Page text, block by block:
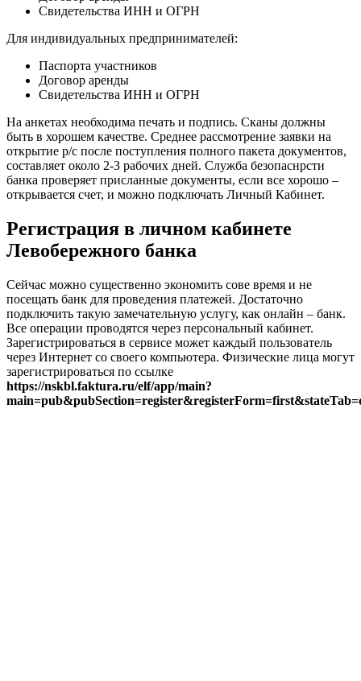
Свидетельства ИНН и ОГРН
Для индивидуальных предпринимателей:
Паспорта участников
Договор аренды
Свидетельства ИНН и ОГРН
На анкетах необходима печать и подпись. Сканы должны
быть в хорошем качестве. Среднее рассмотрение заявки на
открытие р/с после поступления полного пакета документов,
составляет около 2-3 рабочих дней. Служба безопаснрсти
банка проверяет присланные документы, если все хорошо –
открывается счет, и можно подключать Личный Кабинет.
Регистрация в личном кабинете
Левобережного банка
Сейчас можно существенно экономить сове время и не
посещать банк для проведения платежей. Достаточно
подключить такую замечательную услугу, как онлайн – банк.
Все операции проводятся через персональный кабинет.
Зарегистрироваться в сервисе может каждый пользователь
через Интернет со своего компьютера. Физические лица могут
зарегистрироваться по ссылке
https://nskbl.faktura.ru/elf/app/main?